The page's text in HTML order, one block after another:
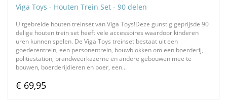
Viga Toys - Houten Trein Set - 90 delen
Uitgebreide houten treinset van Viga Toys!Deze gunstig geprijsde 90
delige houten trein set heeft vele accessoires waardoor kinderen
uren kunnen spelen. De Viga Toys treinset bestaat uit een
goederentrein, een personentrein, bouwblokken om een boerderij,
politiestation, brandweerkazerne en andere gebouwen mee te
bouwen, boerderijdieren en boer, een...
€ 69,95